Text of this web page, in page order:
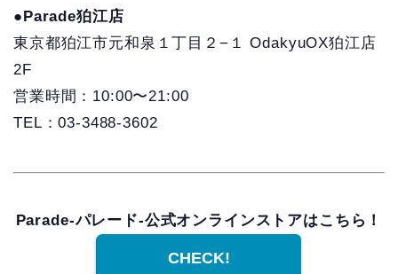
●Parade狛江店
東京都狛江市元和泉１丁目２−１ OdakyuOX狛江店
2F
営業時間：10:00〜21:00
TEL：03-3488-3602
Parade-パレード-公式オンラインストアはこちら！
CHECK!